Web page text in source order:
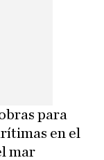
para
en el
mar